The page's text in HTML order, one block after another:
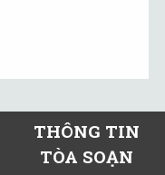
THÔNG TIN
TÒA SOẠN